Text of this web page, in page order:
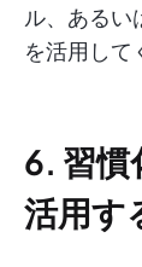
ル、あるい
を活用して
6. 習慣
活用す